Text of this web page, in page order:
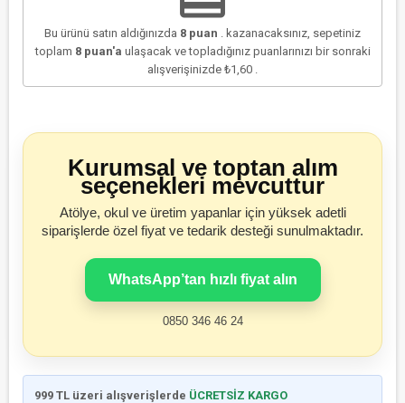
Bu ürünü satın aldığınızda 8 puan . kazanacaksınız, sepetiniz
toplam 8puan'a ulaşacak ve topladığınız puanlarınızı bir sonraki
alışverişinizde ₺1,60
Kurumsal ve toptan alım
seçenekleri mevcuttur
Atölye, okul ve üretim yapanlar için yüksek adetli
siparişlerde özel fiyat ve tedarik desteği sunulmaktadır.
WhatsApp’tan hızlı fiyat alın
0850 346 46 24
999 TL üzeri alışverişlerde ÜCRETSİZ KARGO